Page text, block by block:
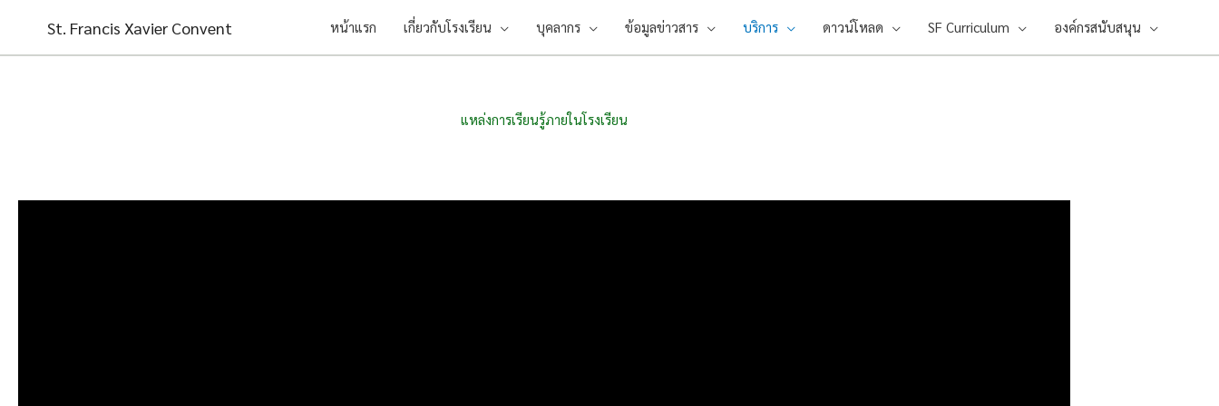
content
St. Francis Xavier Convent หน้าแรก เกี่ยวกับโรงเรียน บุคลากร ข้อมูลข่าวสาร บริการ ดาวน์โหลด SF Curriculum องค์กรสนับสนุน
แหล่งการเรียนรู้ภายในโรงเรียน